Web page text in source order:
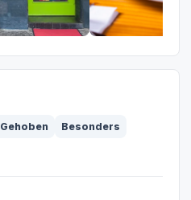
Gehoben
Besonders